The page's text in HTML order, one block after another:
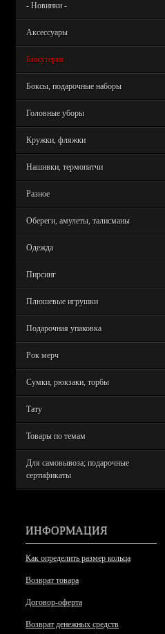
- Новинки -
Аксессуары
Бижутерия
Боксы, подарочные наборы
Головные уборы
Кружки, фляжки
Нашивки, термопатчи
Разное
Обереги, амулеты, талисманы
Одежда
Пирсинг
Плюшевые игрушки
Подарочная упаковка
Рок мерч
Сумки, рюкзаки, торбы
Тату
Товары по темам
Для самовывоза; подарочные
сертификаты
ИНФОРМАЦИЯ
Как определить размер кольца
Возврат товара
Договор-оферта
Возврат денежных средств